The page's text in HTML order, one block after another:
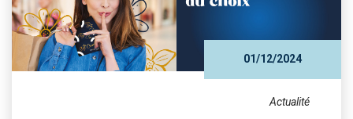
01/12/2024
Actualité